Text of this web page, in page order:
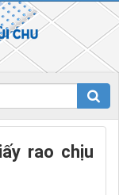
rao chịu